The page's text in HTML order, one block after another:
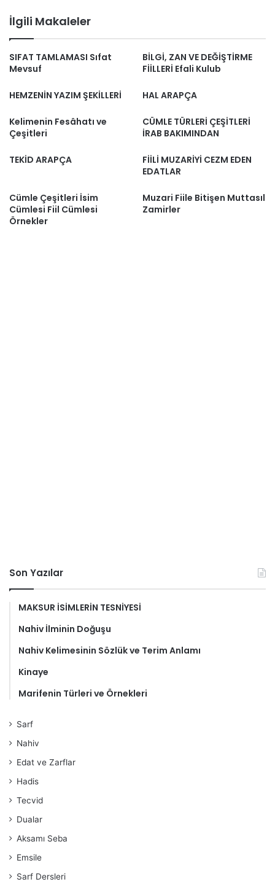
İlgili Makaleler
SIFAT TAMLAMASI Sıfat
Mevsuf
BİLGİ, ZAN VE DEĞİŞTİRME
FİİLLERİ Efali Kulub
HEMZENİN YAZIM ŞEKİLLERİ HAL ARAPÇA
Kelimenin Fesâhatı ve
Çeşitleri
CÜMLE TÜRLERİ ÇEŞİTLERİ
İRAB BAKIMINDAN
TEKİD ARAPÇA
FİİLİ MUZARİYİ CEZM EDEN
EDATLAR
Cümle Çeşitleri İsim
Cümlesi Fiil Cümlesi
Örnekler
Muzari Fiile Bitişen Muttasıl
Zamirler
Son Yazılar
MAKSUR İSİMLERİN TESNİYESİ
Nahiv İlminin Doğuşu
Nahiv Kelimesinin Sözlük ve Terim Anlamı
Kinaye
Marifenin Türleri ve Örnekleri
Sarf
Nahiv
Edat ve Zarflar
Hadis
Tecvid
Dualar
Aksamı Seba
Emsile
Sarf Dersleri